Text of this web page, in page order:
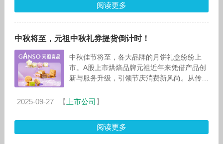
阅读更多
中秋将至，元祖中秋礼券提货倒计时！
中秋佳节将至，各大品牌的月饼礼盒纷纷上
市。A股上市烘焙品牌元祖近年来凭借产品创
新与服务升级，引领节庆消费新风尚。从传统
精准契合现代人，尤其是年轻群体对礼赠
2025-09-27 【 上市公司 】
阅读更多